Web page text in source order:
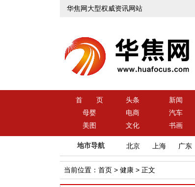
华焦网大型权威资讯网站
首 页 头条 新闻
母婴
电商 汽车
美图
文化 书画
地市导航 北京 上海 广东
当前位置： 首页 > 健康 > 正文